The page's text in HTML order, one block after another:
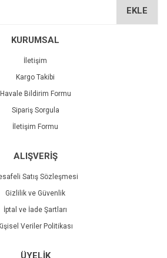
alternatifler olmalı.
Gönder
EKLE
KURUMSAL
İletişim
Kargo Takibi
Havale Bildirim Formu
Sipariş Sorgula
İletişim Formu
ALIŞVERİŞ
Satış Sözleşmesi
Gizlilik ve Güvenlik
İptal ve İade Şartları
Veriler Politikası
ÜYELİK